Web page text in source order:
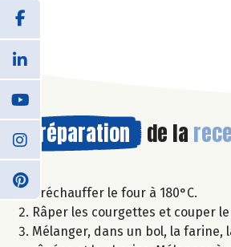
Préparation de la
Préchauffer le four à 180°C.
Râper les courgettes et couper
Mélanger, dans un bol, la farine,